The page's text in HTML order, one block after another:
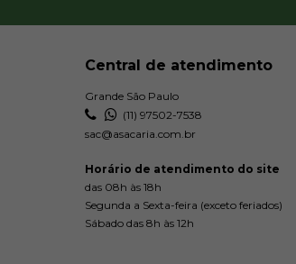
Central de atendimento
Grande São Paulo
(11) 97502-7538
sac@asacaria.com.br
Horário de atendimento do site
das 08h às 18h
Segunda a Sexta-feira (exceto feriados)
Sábado das 8h às 12h